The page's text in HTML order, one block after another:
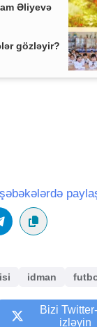
Əliyevə
gözləyir?
idman
Bizi
izləyin